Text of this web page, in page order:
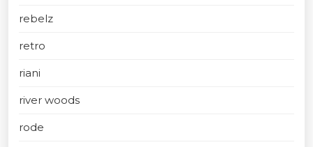
rebelz
retro
riani
river woods
rode